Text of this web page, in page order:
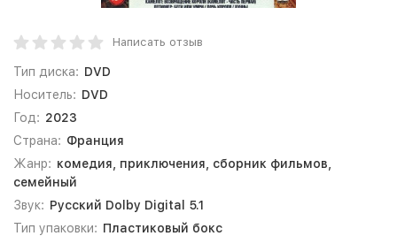
Написать отзыв
Тип диска: DVD
Носитель: DVD
Год: 2023
Страна: Франция
Жанр: комедия, приключения, сборник фильмов,
семейный
Звук: Русский Dolby Digital 5.1
Тип упаковки: Пластиковый бокс